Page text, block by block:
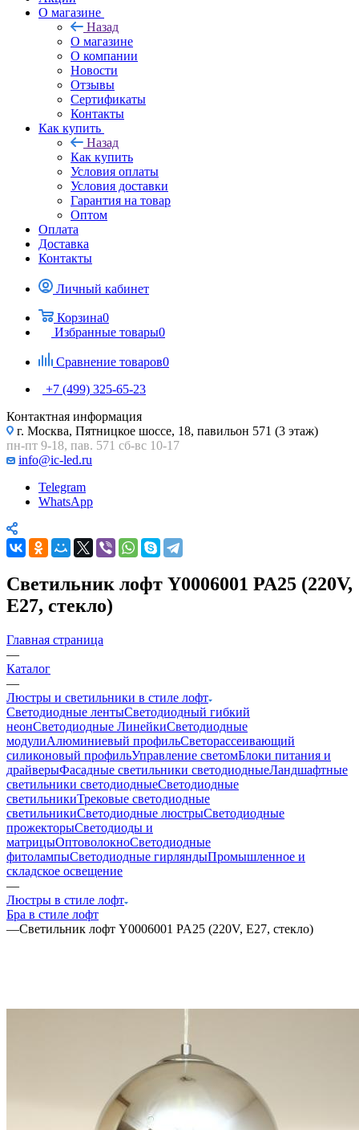
О магазине
Назад
О магазине
О компании
Новости
Отзывы
Сертификаты
Контакты
Как купить
Назад
Как купить
Условия оплаты
Условия доставки
Гарантия на товар
Оптом
Оплата
Доставка
Контакты
Личный кабинет
Корзина0
Избранные товары0
Сравнение товаров0
+7 (499) 325-65-23
Контактная информация
г. Москва, Пятницкое шоссе, 18, павильон 571 (3 этаж)
пн-пт 9-18, пав. 571 сб-вс 10-17
info@ic-led.ru
Telegram
WhatsApp
Светильник лофт Y0006001 PA25 (220V,
E27, стекло)
Главная страница
—
Каталог
—
Люстры и светильники в стиле лофт
Светодиодные лентыСветодиодный гибкий
неонСветодиодные ЛинейкиСветодиодные
модулиАлюминиевый профильСветорассеивающий
силиконовый профильУправление светомБлоки питания и
драйверыФасадные светильники светодиодныеЛандшафтные
светильники светодиодныеСветодиодные
светильникиТрековые светодиодные
светильникиСветодиодные люстрыСветодиодные
прожекторыСветодиоды и
матрицыОптоволокноСветодиодные
фитолампыСветодиодные гирляндыПромышленное и
складское освещение
—
Люстры в стиле лофт
Бра в стиле лофт
—Светильник лофт Y0006001 PA25 (220V, E27, стекло)